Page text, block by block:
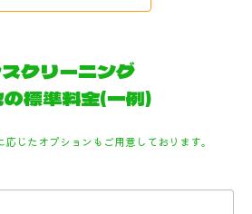
クリーニング
標準料金(一例)
じたオプションもご用意しております。